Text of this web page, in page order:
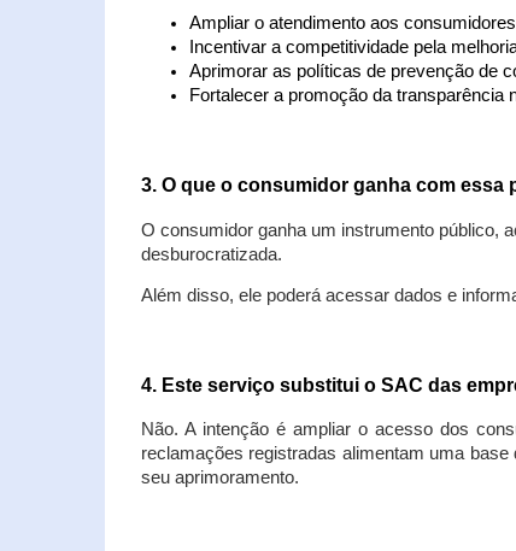
Ampliar o atendimento aos consumidores
Incentivar a competitividade pela
Aprimorar as políticas de prevenção de
Fortalecer a promoção da transparência
3. O que o consumidor ganha com essa
O consumidor ganha um instrumento público,
desburocratizada.
Além disso, ele poderá acessar dados e
4. Este serviço substitui o SAC das
Não. A intenção é ampliar o acesso dos
reclamações registradas alimentam uma
seu aprimoramento.